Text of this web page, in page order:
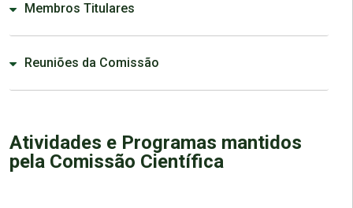
Membros Titulares
Reuniões da Comissão
Atividades e Programas mantidos
pela Comissão Científica